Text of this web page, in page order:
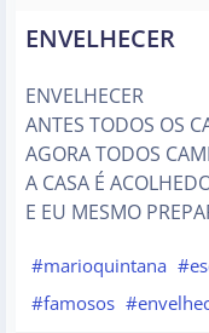
ENVELHECER
ENVELHECER
ANTES TODOS OS
AGORA TODOS
A CASA É
E EU MESMO
#marioquintana
#famosos